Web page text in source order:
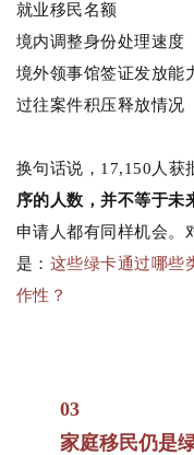
就业移民名额
境内调整身份处理速度
境外领事馆签证发放能
过往案件积压释放情况
换句话说，17,150人获
序的人数，并不等于未
申请人都有同样机会。
是： 这些绿卡通过哪些
作性？
03
家庭移民仍是